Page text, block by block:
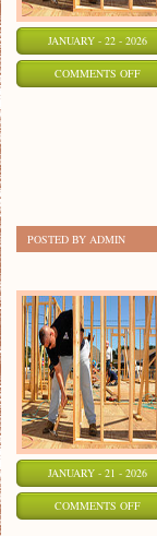
JANUARY - 22 - 2026
COMMENTS OFFON
POSTED BY ADMIN
JANUARY - 21 - 2026
COMMENTS OFFON